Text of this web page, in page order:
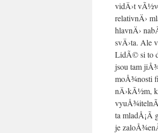
vidÄ›t
relativnÄ›
hlavnÄ›
svÄ›ta. Ale
LidÃ© si to
jsou tam
moÅ¾nosti
nÄ›kÃ½m,
ta mladÅ¡Ã­
je